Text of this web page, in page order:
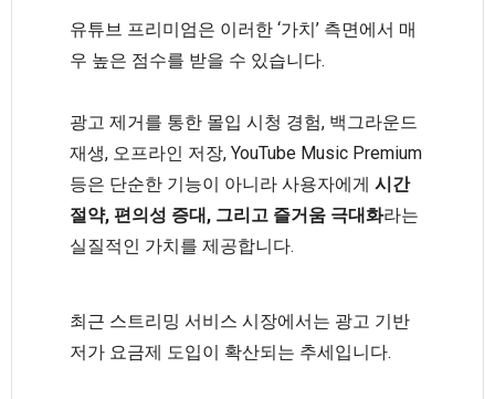
유튜브 프리미엄은 이러한 ‘가치’ 측면에서 매
우 높은 점수를 받을 수 있습니다.
광고 제거를 통한 몰입 시청 경험, 백그라운드
재생, 오프라인 저장, YouTube Music Premium
등은 단순한 기능이 아니라 사용자에게 시간
절약, 편의성 증대, 그리고 즐거움 극대화라는
실질적인 가치를 제공합니다.
최근 스트리밍 서비스 시장에서는 광고 기반
저가 요금제 도입이 확산되는 추세입니다.